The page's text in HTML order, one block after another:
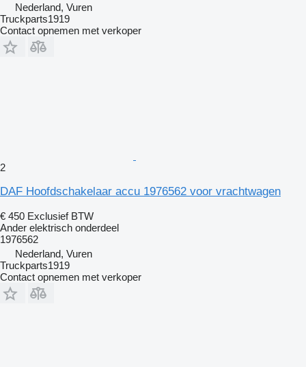
Nederland, Vuren
Truckparts1919
Contact opnemen met verkoper
2
DAF Hoofdschakelaar accu 1976562 voor vrachtwagen
€ 450 Exclusief BTW
Ander elektrisch onderdeel
1976562
Nederland, Vuren
Truckparts1919
Contact opnemen met verkoper